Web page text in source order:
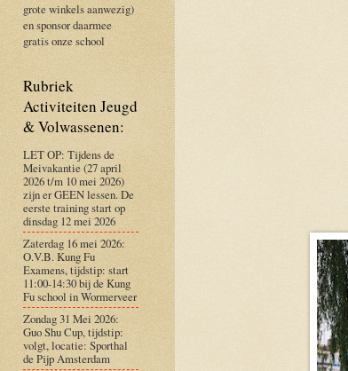
grote winkels aanwezig)
en sponsor daarmee
gratis onze school
Rubriek
Activiteiten Jeugd
& Volwassenen:
LET OP: Tijdens de
Meivakantie (27 april
2026 t/m 10 mei 2026)
zijn er GEEN lessen. De
eerste training start op
dinsdag 12 mei 2026
Zaterdag 16 mei 2026:
O.V.B. Kung Fu
Examens, tijdstip: start
11:00-14:30 bij de Kung
Fu school in Wormerveer
Zondag 31 Mei 2026:
Guo Shu Cup, tijdstip:
volgt, locatie: Sporthal
de Pijp Amsterdam